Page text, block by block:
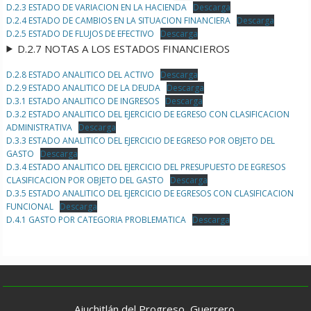
D.2.3 ESTADO DE VARIACION EN LA HACIENDA Descarga
D.2.4 ESTADO DE CAMBIOS EN LA SITUACION FINANCIERA Descarga
D.2.5 ESTADO DE FLUJOS DE EFECTIVO
Descarga
D.2.7 NOTAS A LOS ESTADOS FINANCIEROS
D.2.8 ESTADO ANALITICO DEL ACTIVO
Descarga
D.2.9 ESTADO ANALITICO DE LA DEUDA Descarga
D.3.1 ESTADO ANALITICO DE INGRESOS Descarga
D.3.2 ESTADO ANALITICO DEL EJERCICIO DE EGRESO CON CLASIFICACION
ADMINISTRATIVA Descarga
D.3.3 ESTADO ANALITICO DEL EJERCICIO DE EGRESO POR OBJETO DEL
GASTO
Descarga
D.3.4 ESTADO ANALITICO DEL EJERCICIO DEL PRESUPUESTO DE EGRESOS
CLASIFICACION POR OBJETO DEL GASTO
Descarga
D.3.5 ESTADO ANALITICO DEL EJERCICIO DE EGRESOS CON CLASIFICACION
FUNCIONAL Descarga
D.4.1 GASTO POR CATEGORIA PROBLEMATICA Descarga